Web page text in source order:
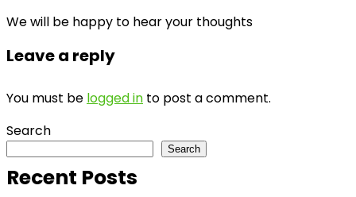
We will be happy to hear your thoughts
Leave a reply
You must be logged in to post a comment.
Search
Search
Recent Posts